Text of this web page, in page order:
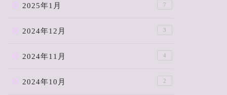
2025年1月 7
2024年12月 3
2024年11月 4
2024年10月 2